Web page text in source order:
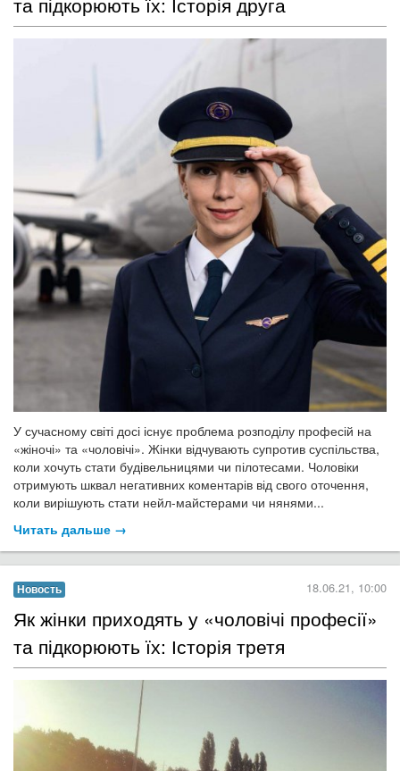
У сучасному світі досі існує проблема розподілу професій на
«жіночі» та «чоловічі». Жінки відчувають супротив суспільства,
коли хочуть стати будівельницями чи пілотесами. Чоловіки
отримують шквал негативних коментарів від свого оточення,
коли вирішують стати нейл-майстерами чи нянями...
Читать дальше →
Новость 18.06.21, 10:00
​Як жінки приходять у «чоловічі професії»
та підкорюють їх: Історія третя